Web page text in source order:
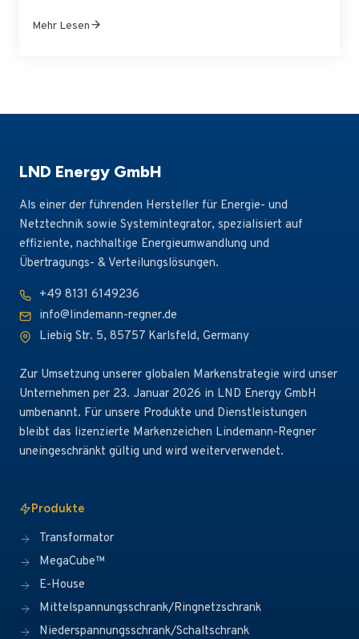
gemeinsame Akzeptanzprüfung durch die litauische
Mehr Lesen
LND Energy GmbH
Als einer der führenden Hersteller für Energie- und
Netztechnik sowie Systemintegrator, spezialisiert auf
effiziente, nachhaltige Energieumwandlung und
Übertragungs- & Verteilungslösungen.
+49 8131 6149236
info@lindemann-regner.de
Liebig Str. 5, 85757 Karlsfeld, Germany
Zur Umsetzung unserer globalen Markenstrategie wird unser
Unternehmen per 23. Januar 2026 in LND Energy GmbH
umbenannt. Für unsere Produkte und Dienstleistungen
bleibt das lizenzierte Markenzeichen Lindemann-Regner
uneingeschränkt gültig und wird weiterverwendet.
Produkte
Transformator
MegaCube™
E-House
Mittelspannungsschrank/Ringnetzschrank
Niederspannungsschrank/Schaltschrank